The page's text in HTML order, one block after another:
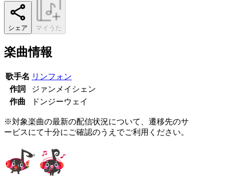
シェア マイうた
楽曲情報
歌手名 リンフォン
作詞
ジァンメイシェン
作曲
ドンジーウェイ
※対象楽曲の最新の配信状況について、遷移先のサ
ービスにて十分にご確認のうえでご利用ください。